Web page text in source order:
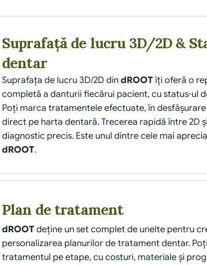
Suprafață de lucru 3D/2D &
dentar
Suprafața de lucru 3D/2D din dROOT îți oferă o
completă a danturii fiecărui pacient, cu status-ul
Poți marca tratamentele efectuate, în
direct pe harta dentară. Trecerea rapidă între 2D
dROOT.
Plan de tratament
dROOT deține un set complet de unelte pentru
personalizarea planurilor de tratament dentar.
tratamentul pe etape, cu costuri, materiale și